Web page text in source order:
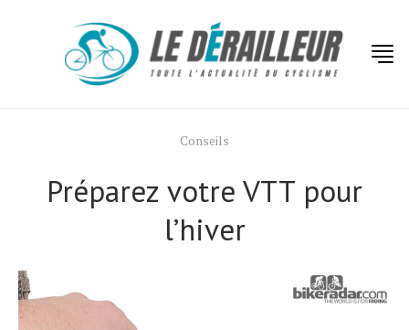
Conseils
Préparez votre VTT pour
l’hiver